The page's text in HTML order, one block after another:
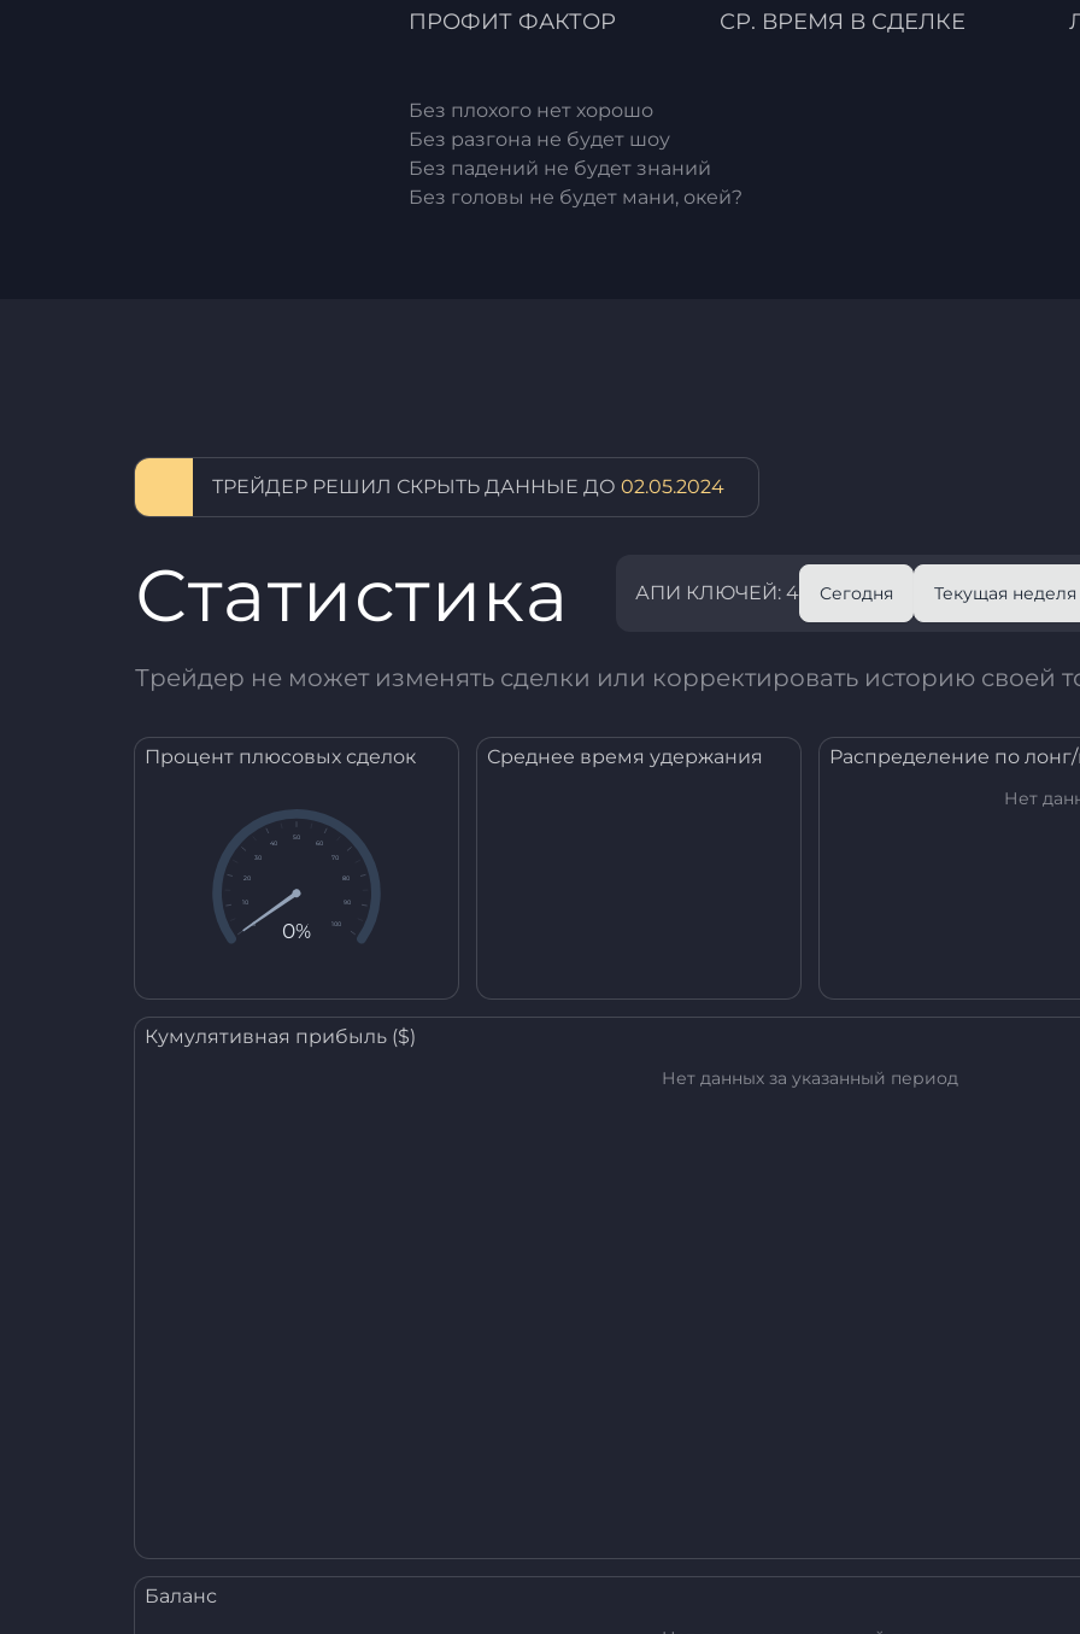
ПРОФИТ ФАКТОР СР. ВРЕМЯ В СДЕЛКЕ
Без плохого нет хорошо
Без разгона не будет шоу
Без падений не будет знаний
Без головы не будет мани, окей?
ТРЕЙДЕР РЕШИЛ СКРЫТЬ ДАННЫЕ ДО 02.05.2024
Статистика АПИ КЛЮЧЕЙ: 4 Сегодня Текущая неделя
Трейдер не может изменять сделки или корректировать историю своей
Процент плюсовых сделок
0
10
20
30
40
50
60
70
80
90
100
0%
Среднее время удержания Распределение по
Нет
Кумулятивная прибыль ($)
Нет данных за указанный период
Баланс